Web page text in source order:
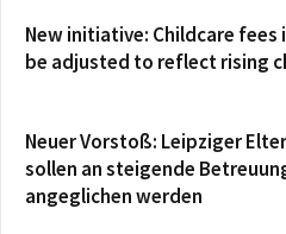
New initiative: Childcare fees
be adjusted to reflect rising
Neuer Vorstoß: Leipziger
sollen an steigende
angeglichen werden